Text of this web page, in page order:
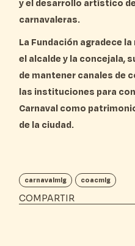
y el desarrollo artístico
carnavaleras.
La Fundación agradece
el alcalde y la concejala,
de mantenercanales de
las instituciones para
Carnaval como
de la ciudad.
carnavalmlg coacmlg
COMPARTIR